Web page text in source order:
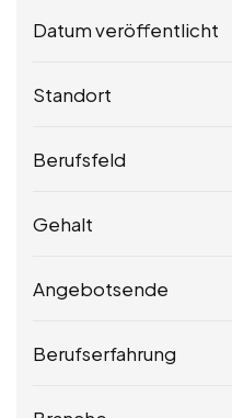
Datum veröffentlicht
Standort
Berufsfeld
Gehalt
Angebotsende
Berufserfahrung